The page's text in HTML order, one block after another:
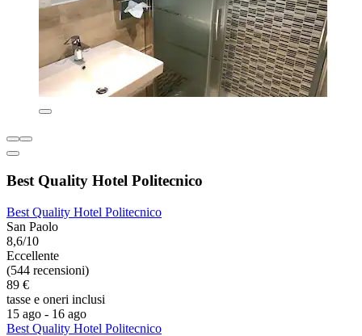
Best Quality Hotel Politecnico
Best Quality Hotel Politecnico
San Paolo
8,6/10
Eccellente
(544 recensioni)
89 €
tasse e oneri inclusi
15 ago - 16 ago
Best Quality Hotel Politecnico